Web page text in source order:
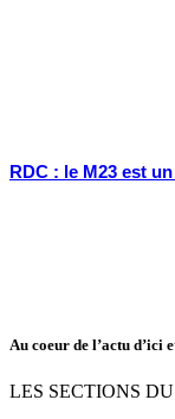
RDC : le M23 est
Au coeur de l’actu d’ici
LES SECTIONS